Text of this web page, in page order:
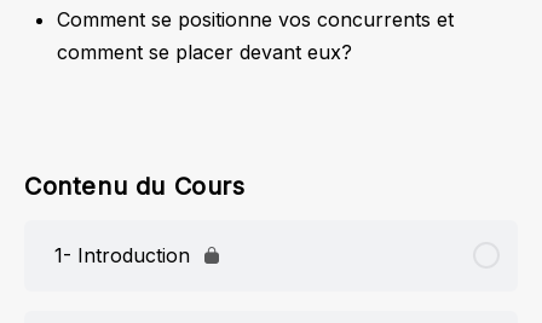
Comment se positionne vos concurrents et
comment se placer devant eux?
Contenu du Cours
1- Introduction